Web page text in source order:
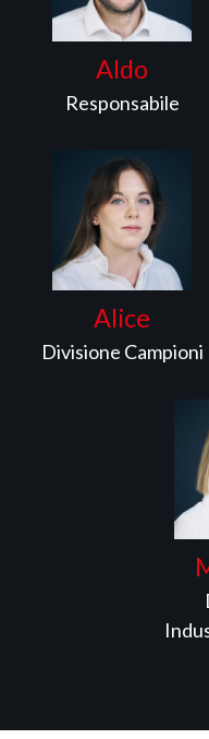
Aldo
Responsabile
Alice
Divisione Campioni